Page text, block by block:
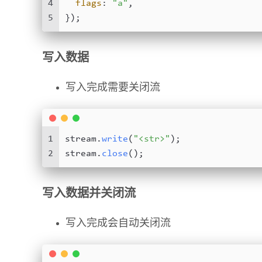
4
5
flags : "a" ,
});
写入数据
写入完成需要关闭流
1
2
stream.write( "<str>" );
stream. close();
写入数据并关闭流
写入完成会自动关闭流